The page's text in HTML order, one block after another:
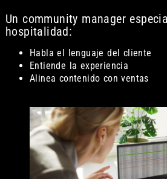
Un community manager
hospitalidad:
Habla el lenguaje del cliente
Entiende la experiencia
Alinea contenido con ventas